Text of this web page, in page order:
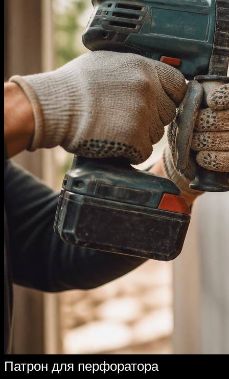
Патрон для перфоратора